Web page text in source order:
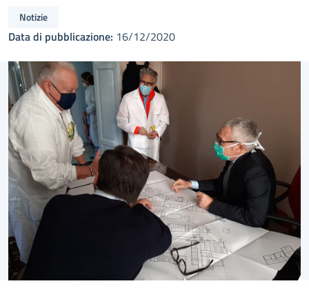
Notizie
Data di pubblicazione: 16/12/2020